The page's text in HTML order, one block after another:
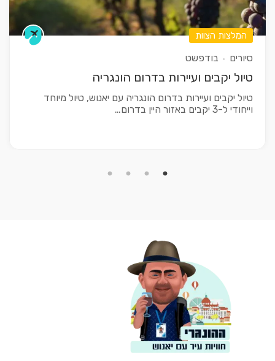
המלצות הצוות
סיורים בודפשט
טיול יקבים ועיירות בדרום הונגריה
טיול יקבים ועיירות בדרום הונגריה עם יאנוש, טיול מיוחד
וייחודי ל-3 יקבים באזור היין בדרום…